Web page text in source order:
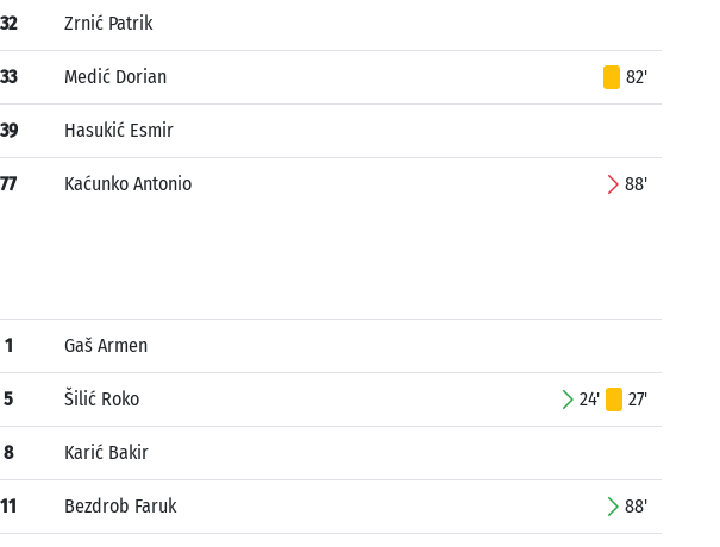
32 Zrnić Patrik
33 Medić Dorian 82'
39 Hasukić Esmir
77 Kaćunko Antonio 88'
1 Gaš Armen
5 Šilić Roko 24' 27'
8 Karić Bakir
11 Bezdrob Faruk 88'